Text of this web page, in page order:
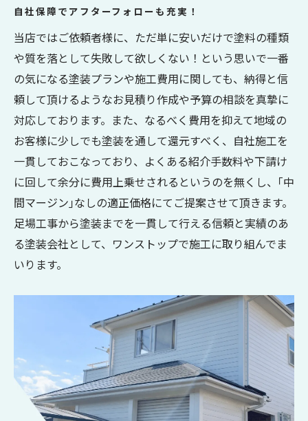
自社保障でアフターフォローも充実！
当店ではご依頼者様に、ただ単に安いだけで塗料の種類
や質を落として失敗して欲しくない！という思いで一番
の気になる塗装プランや施工費用に関しても、納得と信
頼して頂けるようなお見積り作成や予算の相談を真摯に
対応しております。また、なるべく費用を抑えて地域の
お客様に少しでも塗装を通して還元すべく、自社施工を
一貫しておこなっており、よくある紹介手数料や下請け
に回して余分に費用上乗せされるというのを無くし、｢中
間マージン｣なしの適正価格にてご提案させて頂きます。
足場工事から塗装までを一貫して行える信頼と実績のあ
る塗装会社として、ワンストップで施工に取り組んでま
いります。